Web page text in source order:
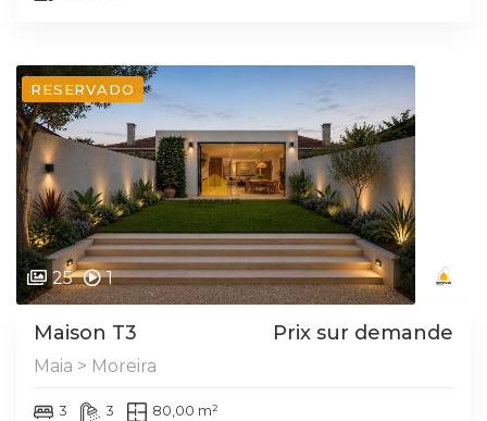
RESERVADO
25 1
Maison T3 Prix sur demande
Maia > Moreira
3 3 80,00 m²